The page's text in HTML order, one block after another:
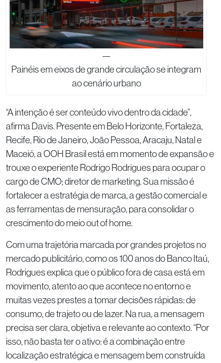
—
Painéis em eixos de grande circulação se integram
ao cenário urbano
“A intenção é ser conteúdo vivo dentro da cidade”,
afirma Davis. Presente em Belo Horizonte, Fortaleza,
Recife, Rio de Janeiro, João Pessoa, Aracaju, Natal e
Maceió, a OOH Brasil está em momento de expansão e
trouxe o experiente Rodrigo Rodrigues para ocupar o
cargo de CMO; diretor de marketing. Sua missão é
fortalecer a estratégia de marca, a gestão comercial e
as ferramentas de mensuração, para consolidar o
crescimento do meio out of home.
Com uma trajetória marcada por grandes projetos no
mercado publicitário, como os 100 anos do Banco Itaú,
Rodrigues explica que o público fora de casa está em
movimento, atento ao que acontece no entorno e
muitas vezes prestes a tomar decisões rápidas: de
consumo, de trajeto ou de lazer. Na rua, a mensagem
precisa ser clara, objetiva e relevante ao contexto. “Por
isso, não basta ter o ativo: é a combinação entre
localização estratégica e mensagem bem construída